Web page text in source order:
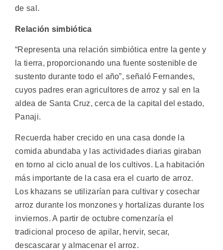
de sal.
Relación simbiótica
“Representa una relación simbiótica entre la gente y
la tierra, proporcionando una fuente sostenible de
sustento durante todo el año”, señaló Fernandes,
cuyos padres eran agricultores de arroz y sal en la
aldea de Santa Cruz, cerca de la capital del estado,
Panaji.
Recuerda haber crecido en una casa donde la
comida abundaba y las actividades diarias giraban
en torno al ciclo anual de los cultivos. La habitación
más importante de la casa era el cuarto de arroz.
Los khazans se utilizarían para cultivar y cosechar
arroz durante los monzones y hortalizas durante los
inviernos. A partir de octubre comenzaría el
tradicional proceso de apilar, hervir, secar,
descascarar y almacenar el arroz.